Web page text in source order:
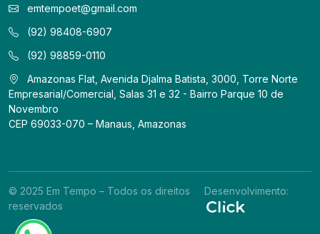
emtempoet@gmail.com
(92) 98408-6907
(92) 98859-0110
Amazonas Flat, Avenida Djalma Batista, 3000, Torre Norte
Empresarial/Comercial, Salas 31 e 32 - Bairro Parque 10 de
Novembro
CEP 69033-070 – Manaus, Amazonas
© 2025 Em Tempo – Todos os direitos
reservados
Desenvolvimento: